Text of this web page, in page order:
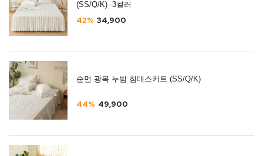
(SS/Q/K) -3컬러
42% 34,900
순면 광목 누빔 침대스커트 (SS/Q/K)
44% 49,900